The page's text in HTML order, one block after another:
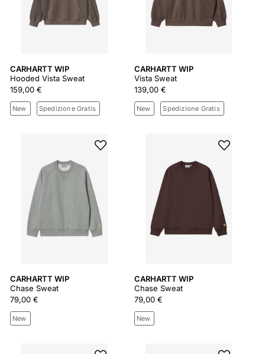
CARHARTT WIP
Hooded Vista Sweat
159,00 €
New Spedizione Gratis
CARHARTT WIP
Vista Sweat
139,00 €
New Spedizione Gratis
CARHARTT WIP
Chase Sweat
79,00 €
New
CARHARTT WIP
Chase Sweat
79,00 €
New